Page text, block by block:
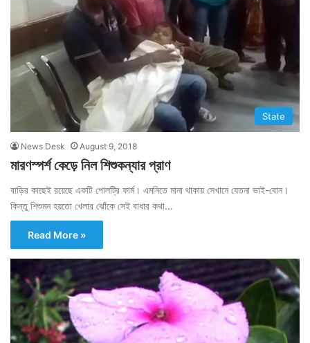
State
News Desk August 9, 2018
মারণস্পর্শ কেড়ে নিল শিশুকন্যার প্রাণ
বাড়ির কাছেই রয়েছে একটি পোলট্রি ফার্ম। এমনিতে মানা থাকায় সেখানে যেতনা ভাই-বোন।
কিন্তু শিশুমন হয়তো খেলার ঝোঁকে সেই বাধার কথা…
Read More »